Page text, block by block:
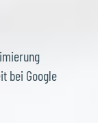
bei Google